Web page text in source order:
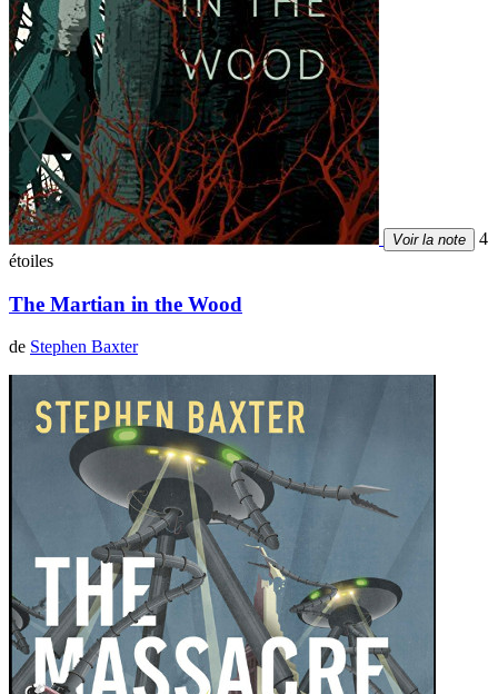
Voir la note
4
étoiles
The Martian in the Wood
de Stephen Baxter